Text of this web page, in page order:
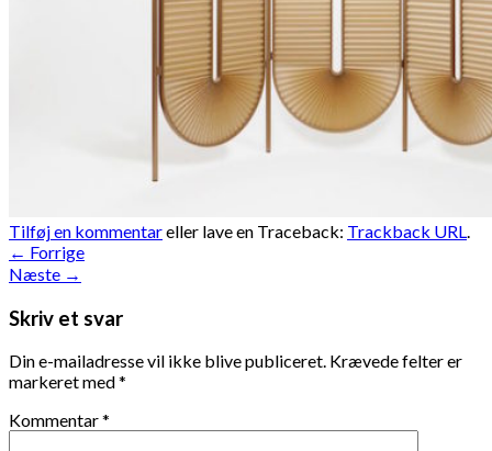
Tilføj en kommentareller lave en Traceback: Trackback URL.
← Forrige
Næste →
Skriv et svar
Din e-mailadresse vil ikke blive publiceret. Krævede felter er
markeret med*
Kommentar*